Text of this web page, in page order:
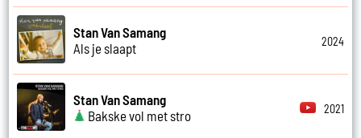
Stan Van Samang
Als je slaapt
2024
Stan Van Samang
Bakske vol met stro
2021